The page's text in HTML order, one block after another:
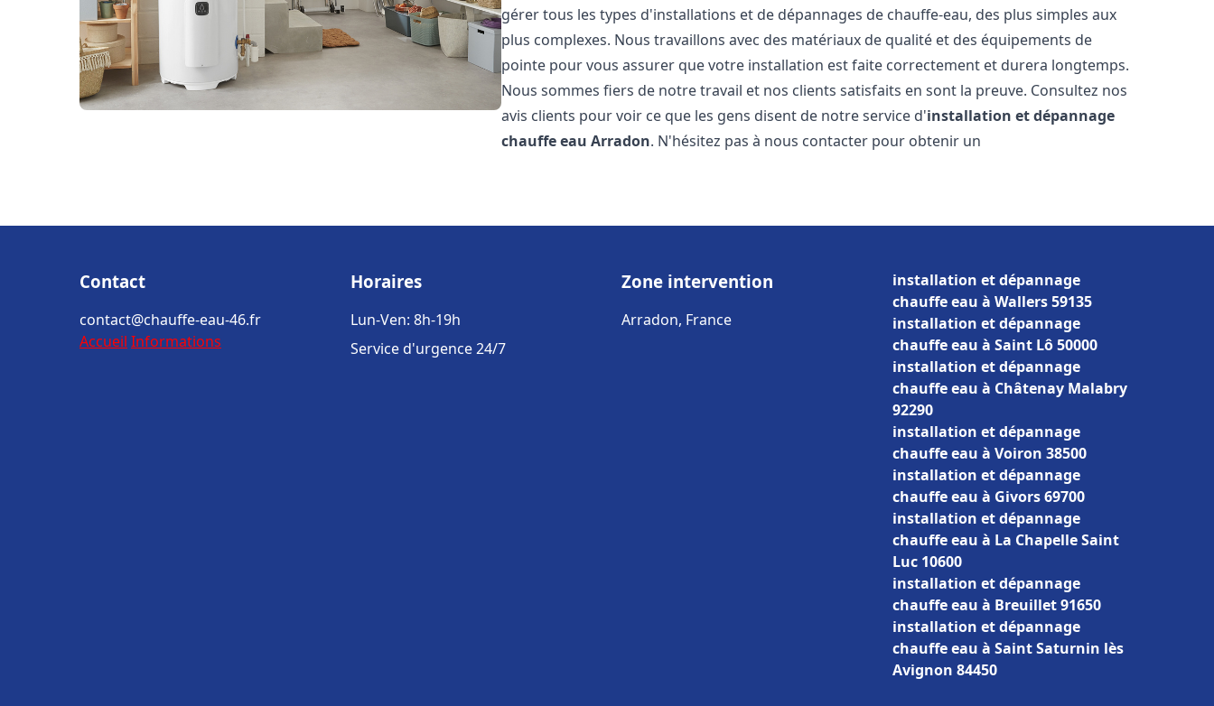
gérer tous les types d'installations et de dépannages de chauffe-eau, des plus simples aux
plus complexes. Nous travaillons avec des matériaux de qualité et des équipements de
pointe pour vous assurer que votre installation est faite correctement et durera longtemps.
Nous sommes fiers de notre travail et nos clients satisfaits en sont la preuve. Consultez nos
avis clients pour voir ce que les gens disent de notre service d'installation et dépannage
chauffe eau Arradon. N'hésitez pas à nous contacter pour obtenir un
Contact
contact@chauffe-eau-46.fr
Accueil Informations
Horaires
Lun-Ven: 8h-19h
Service d'urgence 24/7
Zone intervention
Arradon, France
installation et dépannage
chauffe eau à Wallers 59135
installation et dépannage
chauffe eau à Saint Lô 50000
installation et dépannage
chauffe eau à Châtenay Malabry
92290
installation et dépannage
chauffe eau à Voiron 38500
installation et dépannage
chauffe eau à Givors 69700
installation et dépannage
chauffe eau à La Chapelle Saint
Luc 10600
installation et dépannage
chauffe eau à Breuillet 91650
installation et dépannage
chauffe eau à Saint Saturnin lès
Avignon 84450